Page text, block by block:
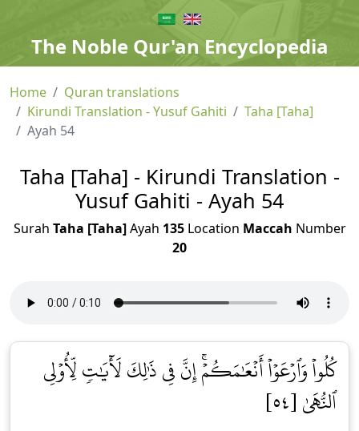
The Noble Qur'an Encyclopedia
Home
Quran translations
Kirundi Translation - Yusuf Gahiti
Taha [Taha]
Ayah 54
Taha [Taha] - Kirundi Translation -
Yusuf Gahiti - Ayah 54
Surah Taha [Taha]Ayah 135Location Maccah Number
20
كُلُواْ وَٱرۡعَوۡاْ أَنۡعَٰمَكُمۡۚ إِنَّ فِي ذَٰلِكَ لَأٓيَٰتٖ لِّأُوْلِي
ٱلنُّهَىٰ [٥٤]